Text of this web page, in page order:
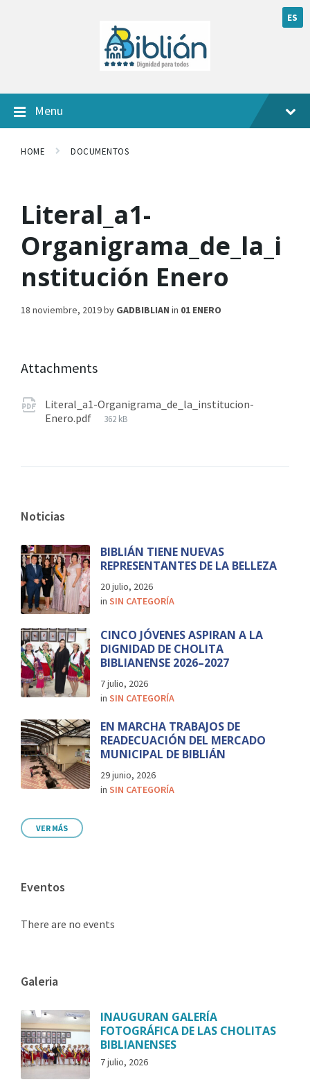
ES
Menu
HOME DOCUMENTOS
Literal_a1-
Organigrama_de_la_i
nstitución Enero
18 noviembre, 2019by GADBIBLIAN in 01 ENERO
Attachments
Literal_a1-Organigrama_de_la_institucion-
Enero.pdf
362 kB
Noticias
BIBLIÁN TIENE NUEVAS
REPRESENTANTES DE LA BELLEZA
20 julio, 2026
in SIN CATEGORÍA
CINCO JÓVENES ASPIRAN A LA
DIGNIDAD DE CHOLITA
BIBLIANENSE 2026–2027
7 julio, 2026
in SIN CATEGORÍA
EN MARCHA TRABAJOS DE
READECUACIÓN DEL MERCADO
MUNICIPAL DE BIBLIÁN
29 junio, 2026
in SIN CATEGORÍA
VER MÁS
Eventos
There are no events
Galeria
INAUGURAN GALERÍA
FOTOGRÁFICA DE LAS CHOLITAS
BIBLIANENSES
7 julio, 2026